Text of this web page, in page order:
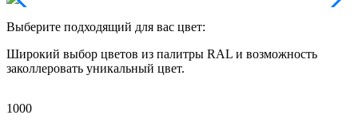
Выберите подходящий для вас цвет:
Широкий выбор цветов из палитры RAL и возможность
заколлеровать уникальный цвет.
1000